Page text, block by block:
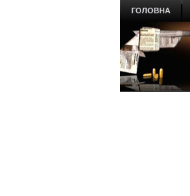
ГОЛОВНА